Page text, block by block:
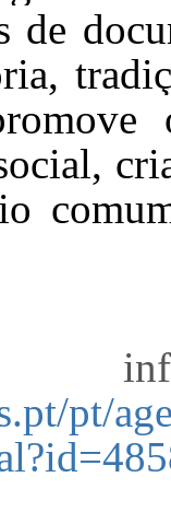
de
pt/